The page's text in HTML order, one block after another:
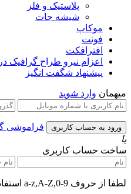
پلاستیک و فلز
شیشه جات
موکاپ
فونت
افترافکت
اعزام نیرو طراح گرافیک
پیشنهاد شگفت انگیز
میهمان وارد شوید
فراموشی
یا
ساخت حساب کاربری
لطفا از حروف a-z,A-Z,0-9 استفاده نمایید - حداقل 5 کاراکتر